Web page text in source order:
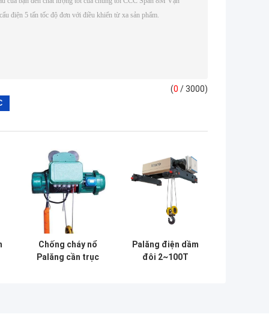
(0 / 3000)
Chống cháy nổ
Palăng cần trục
Palăng điện dầm
đôi 2~100T